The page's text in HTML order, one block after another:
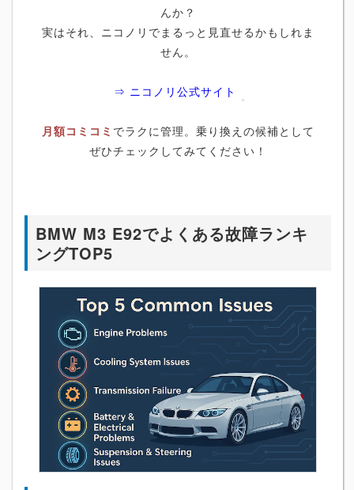
んか？
実はそれ、ニコノリでまるっと見直せるかもしれま
せん。
⇒ ニコノリ公式サイト
月額コミコミ でラクに管理。乗り換えの候補として
ぜひチェックしてみてください！
BMW M3 E92でよくある故障ランキ
ングTOP5